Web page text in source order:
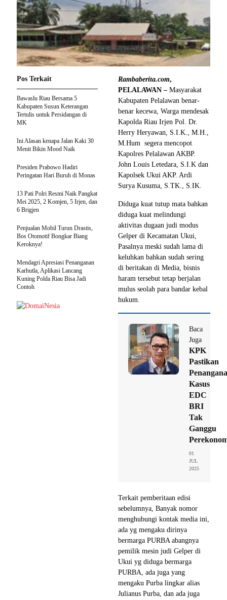
Rambaberita.com,
PELALAWAN – Masyarakat
Kabupaten Pelalawan benar-
benar kecewa, Warga mendesak
Kapolda Riau Irjen Pol. Dr.
Herry Heryawan, S.I.K., M.H.,
M.Hum segera mencopot
Kapolres Pelalawan AKBP.
John Louis Letedara, S.I.K dan
Kapolsek Ukui AKP. Ardi
Surya Kusuma, S.TK., S.IK.
Diduga kuat tutup mata bahkan
diduga kuat melindungi
aktivitas dugaan judi modus
Gelper di Kecamatan Ukui,
Pasalnya meski sudah lama di
keluhkan bahkan sudah sering
di beritakan di Media, bisnis
haram tersebut tetap berjalan
mulus seolah para bandar kebal
hukum.
Baca
Juga
KPK
Pastikan
Kasus
EDC
BRI
Tak
Ganggu
01
JUL
2025
Terkait pemberitaan edisi
sebelumnya, Banyak nomor
menghubungi kontak media ini,
ada yg mengaku dirinya
bermarga PURBA abangnya
pemilik mesin judi Gelper di
Ukui yg diduga bermarga
PURBA, ada juga yang
mengaku Purba lingkar alias
Julianus Purba, dan ada juga
Pos Terkait
Bawaslu Riau Bersama 5
Kabupaten Susun Keterangan
Tertulis untuk Persidangan di
MK
Ini Alasan kenapa Jalan Kaki 30
Menit Bikin Mood Naik
Presiden Prabowo Hadiri
Peringatan Hari Buruh di Monas
13 Pati Polri Resmi Naik Pangkat
Mei 2025, 2 Komjen, 5 Irjen, dan
6 Brigjen
Penjualan Mobil Turun Drastis,
Bos Otomotif Bongkar Biang
Keroknya!
Mendagri Apresiasi Penanganan
Karhutla, Aplikasi Lancang
Kuning Polda Riau Bisa Jadi
Contoh